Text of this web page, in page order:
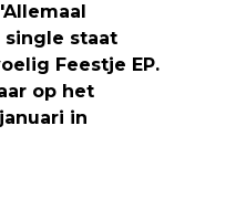
single staat
Feestje EP.
op het
in